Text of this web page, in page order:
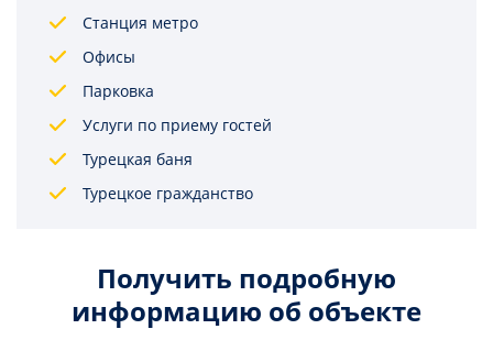
Станция метро
Офисы
Парковка
Услуги по приему гостей
Турецкая баня
Турецкое гражданство
Получить подробную
информацию об объекте